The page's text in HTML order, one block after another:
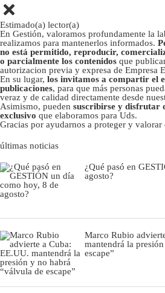
Estimado(a) lector(a)
En Gestión, valoramos profundamente la
realizamos para mantenerlos informados.
no está permitido, reproducir,
o parcialmente los contenidos que
autorizacion previa y expresa de Empresa
En su lugar, los invitamos a compartir el
publicaciones, para que más personas
veraz y de calidad directamente desde
Asimismo, pueden suscribirse y disfrutar
exclusivo que elaboramos para Uds.
Gracias por ayudarnos a proteger y valorar
últimas noticias
¿Qué pasó en
agosto?
Marco Rubio
mantendrá la
escape”